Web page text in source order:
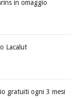
in omaggio
Lacalut
gratuiti ogni 3 mesi